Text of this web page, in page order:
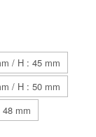
/ H : 45 mm
/ H : 50 mm
mm